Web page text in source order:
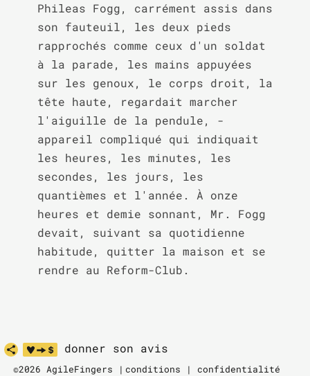
Phileas Fogg, carrément assis dans
son fauteuil, les deux pieds
rapprochés comme ceux d'un soldat
à la parade, les mains appuyées
sur les genoux, le corps droit, la
tête haute, regardait marcher
l'aiguille de la pendule, -
appareil compliqué qui indiquait
les heures, les minutes, les
secondes, les jours, les
quantièmes et l'année. À onze
heures et demie sonnant, Mr. Fogg
devait, suivant sa quotidienne
habitude, quitter la maison et se
rendre au Reform-Club.
donner son avis
©2026 AgileFingers | conditions | confidentialité